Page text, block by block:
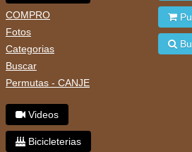
COMPRO
Fotos
Categorias
Buscar
Permutas - CANJE
Videos
Bicicleterias